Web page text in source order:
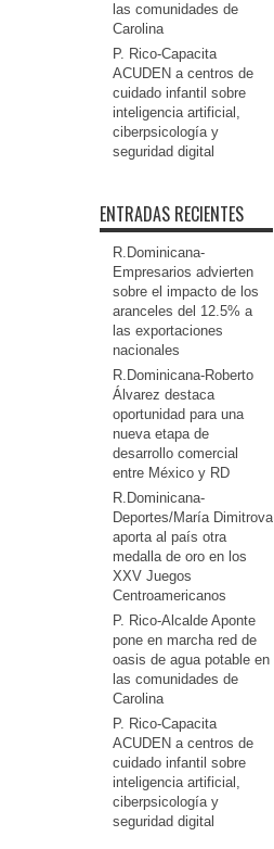
las comunidades de
Carolina
P. Rico-Capacita
ACUDEN a centros de
cuidado infantil sobre
inteligencia artificial,
ciberpsicología y
seguridad digital
ENTRADAS RECIENTES
R.Dominicana-
Empresarios advierten
sobre el impacto de los
aranceles del 12.5% a
las exportaciones
nacionales
R.Dominicana-Roberto
Álvarez destaca
oportunidad para una
nueva etapa de
desarrollo comercial
entre México y RD
R.Dominicana-
Deportes/María Dimitrova
aporta al país otra
medalla de oro en los
XXV Juegos
Centroamericanos
P. Rico-Alcalde Aponte
pone en marcha red de
oasis de agua potable en
las comunidades de
Carolina
P. Rico-Capacita
ACUDEN a centros de
cuidado infantil sobre
inteligencia artificial,
ciberpsicología y
seguridad digital